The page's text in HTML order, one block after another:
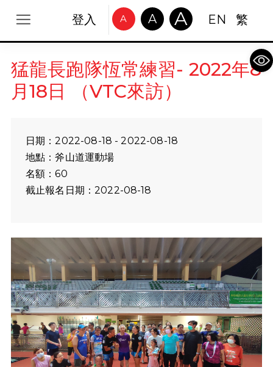
登入 A A A EN 繁
猛龍長跑隊恆常練習- 2022年8
月18日 （VTC來訪）
日期：2022-08-18 - 2022-08-18
地點：斧山道運動場
名額：60
截止報名日期：2022-08-18